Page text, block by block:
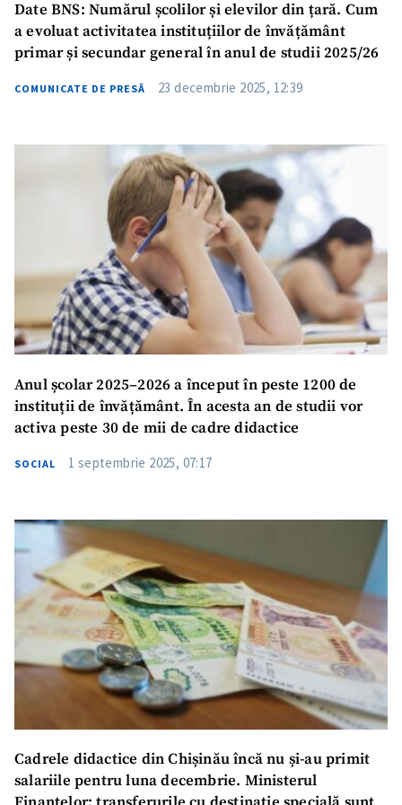
Date BNS: Numărul școlilor și elevilor din țară. Cum
a evoluat activitatea instituțiilor de învățământ
primar și secundar general în anul de studii 2025/26
COMUNICATE DE PRESĂ 23 decembrie 2025, 12:39
Anul școlar 2025–2026 a început în peste 1200 de
instituții de învățământ. În acesta an de studii vor
activa peste 30 de mii de cadre didactice
SOCIAL 1 septembrie 2025, 07:17
Cadrele didactice din Chișinău încă nu și-au primit
salariile pentru luna decembrie. Ministerul